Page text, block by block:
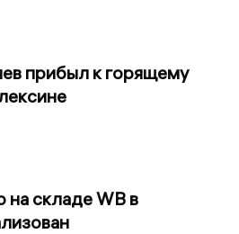
прибыл к горящему
складе WB в